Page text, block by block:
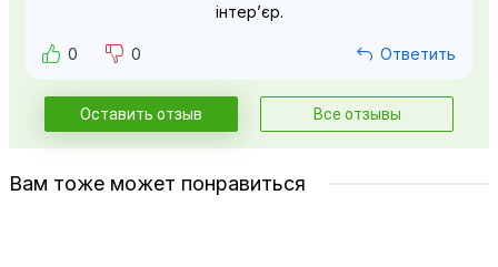
інтер’єр.
0 0 Ответить
Оставить отзыв Все отзывы
Вам тоже может понравиться